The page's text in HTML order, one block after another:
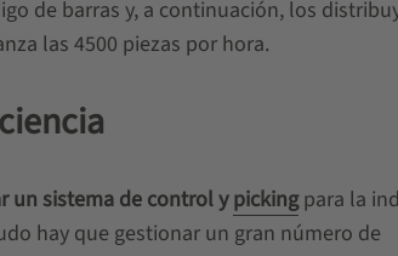
de barras y, a continuación, los
las 4500 piezas por hora.
un sistema de control ypickingpara la
hay que gestionar un gran número de